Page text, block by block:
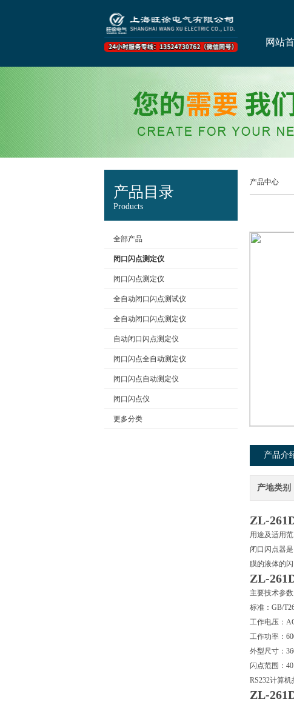
网站
产品目录
Products
全部产品
闭口闪点测定仪
闭口闪点测定仪
全自动闭口闪点测试仪
全自动闭口闪点测定仪
自动闭口闪点测定仪
闭口闪点全自动测定仪
闭口闪点自动测定仪
闭口闪点仪
更多分类
产品中心
产品介
产地类别
ZL-
用途及适用范
闭口闪点器
膜的液体的
ZL-
主要技术参数
标准：GB/
工作电压：
工作功率：
外型尺寸：
闪点范围：
RS232计算机
ZL-